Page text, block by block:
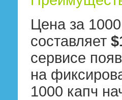
Цена за
составляет
сервисе
на
1000 капч